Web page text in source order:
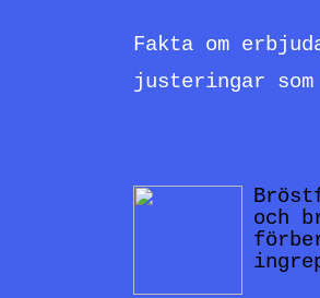
Fakta om
justeringar
och